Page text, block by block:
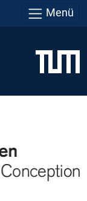
Menü